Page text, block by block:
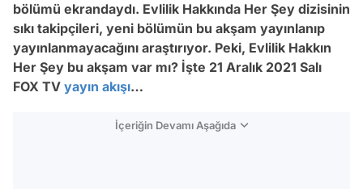
bölümü ekrandaydı. Evlilik Hakkında Her Şey dizisinin
sıkı takipçileri, yeni bölümün bu akşam yayınlanıp
yayınlanmayacağını araştırıyor. Peki, Evlilik Hakkın
Her Şey bu akşam var mı? İşte 21 Aralık 2021 Salı
FOX TV yayın akışı…
İçeriğin Devamı Aşağıda